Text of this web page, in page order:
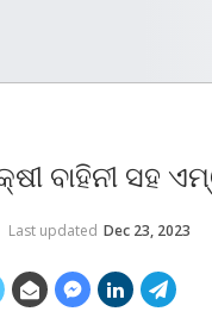
ବାହିନୀ
Last updated Dec 23, 2023